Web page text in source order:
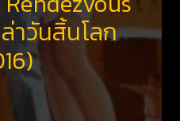
าวันสิ้นโลก